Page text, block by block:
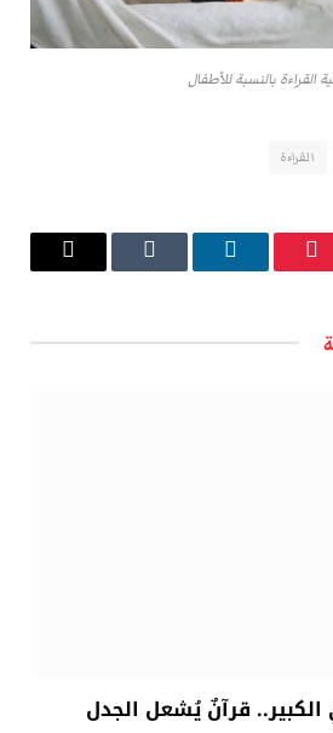
القراءة بالنسبة للأطفال
القراءة
بينتيريستلينكدإن Tumblr
البريد
قرآنٌ يُشعل الجدل